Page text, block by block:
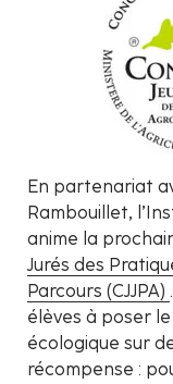
En partenariat
Rambouillet,
anime la
Jurés des
Parcours (CJJPA)
élèves à poser
écologique sur
récompense :